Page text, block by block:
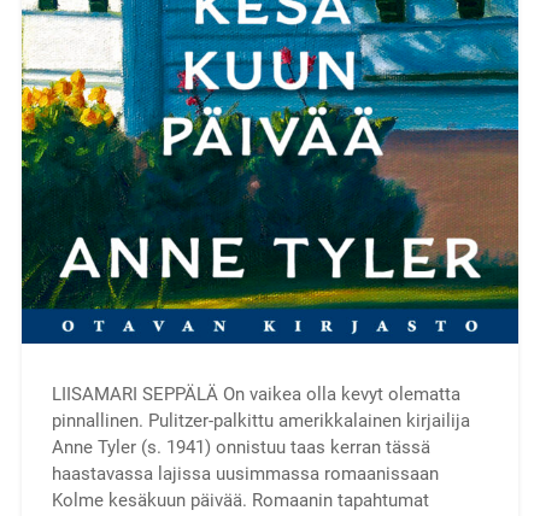
LIISAMARI SEPPÄLÄ On vaikea olla kevyt olematta
pinnallinen. Pulitzer-palkittu amerikkalainen kirjailija
Anne Tyler (s. 1941) onnistuu taas kerran tässä
haastavassa lajissa uusimmassa romaanissaan
Kolme kesäkuun päivää. Romaanin tapahtumat